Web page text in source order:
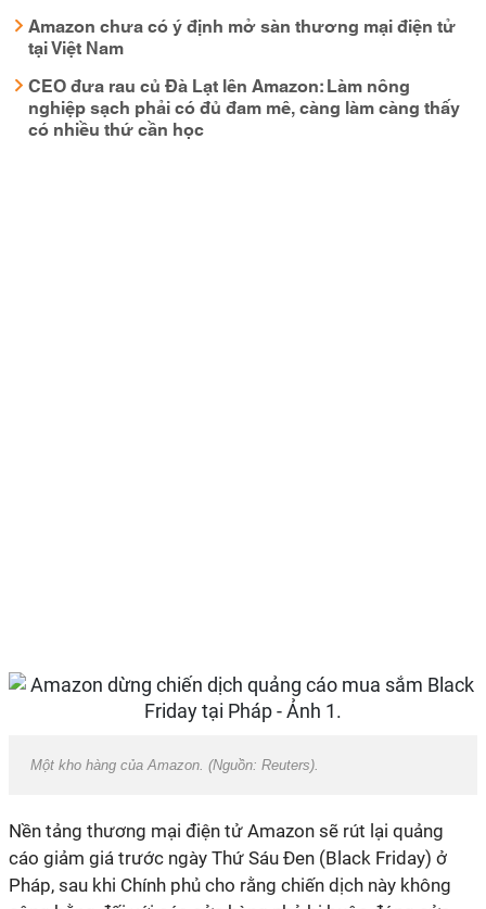
Amazon chưa có ý định mở sàn thương mại điện tử
tại Việt Nam
CEO đưa rau củ Đà Lạt lên Amazon: Làm nông
nghiệp sạch phải có đủ đam mê, càng làm càng thấy
có nhiều thứ cần học
Một kho hàng của Amazon. (Nguồn: Reuters).
Nền tảng thương mại điện tử Amazon sẽ rút lại quảng
cáo giảm giá trước ngày Thứ Sáu Đen (Black Friday) ở
Pháp, sau khi Chính phủ cho rằng chiến dịch này không